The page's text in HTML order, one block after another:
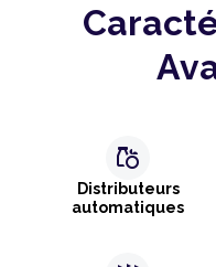
grocery
Distributeurs
automatiques